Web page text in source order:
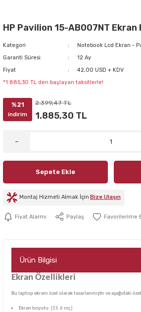
HP Pavilion 15-AB007NT Ekran
Kategori
Notebook Lcd Ekran -
Garanti Süresi
12 Ay
Fiyat
42,00 USD + KDV
*1.885,30 TL den başlayan taksitlerle!
%21
indirim
2.399,47 TL
1.885,30 TL
Sepete Ekle
Montaj Hizmeti Almak İçin Bize Ulaşın
Fiyat Alarmı Paylaş
Ürün Bilgisi
Ekran Özellikleri
Bu laptop ekranı özel olarak tasarlanmıştır ve aşağıdaki
Ekran boyutu: [15.6 inç]